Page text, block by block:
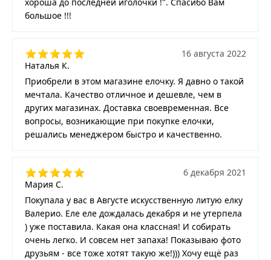
хороша до последней иголочки !". Спасибо Вам
большое !!!
Наталья К.
16 августа 2022
Приобрели в этом магазине елочку. Я давно о такой
мечтала. Качество отличное и дешевле, чем в
других магазинах. Доставка своевременная. Все
вопросы, возникающие при покупке елочки,
решались менеджером быстро и качественно.
Мария С.
6 декабря 2021
Покупала у вас в Августе искусственную литую елку
Валерио. Еле еле дождалась декабря и не утерпела
) уже поставила. Какая она классная! И собирать
очень легко. И совсем нет запаха! Показываю фото
друзьям - все тоже хотят такую же!))) Хочу ещё раз